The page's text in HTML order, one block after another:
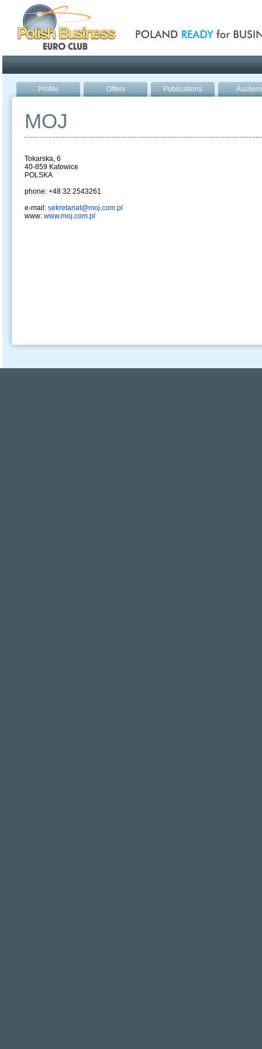
Profile Offers Publications
MOJ
Tokarska, 6
40-859 Katowice
POLSKA
phone: +48 32 2543261
e-mail: sekretariat@moj.com.pl
www: www.moj.com.pl